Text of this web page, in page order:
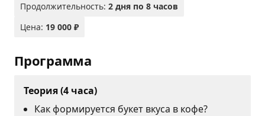
Продолжительность: 2 дня по 8 часов
Цена: 19 000 ₽
Программа
Теория (4 часа)
Как формируется букет вкуса в кофе?